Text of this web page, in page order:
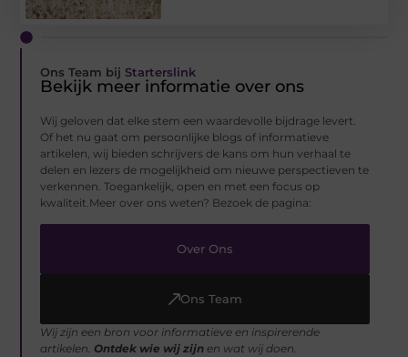
Ons Team bij Starterslink
Bekijk meer informatie over ons
Wij geloven dat elke stem een waardevolle bijdrage levert.
Of het nu gaat om persoonlijke blogs of informatieve
artikelen, wij bieden schrijvers de kans om hun verhaal te
delen en lezers de mogelijkheid om nieuwe perspectieven te
verkennen. Toegankelijk, open en met een focus op
kwaliteit.Meer over ons weten? Bezoek de pagina:
Over Ons
Ons Team
Wij zijn een bron voor informatieve en inspirerende
artikelen. Ontdek wie wij zijn en wat wij doen.